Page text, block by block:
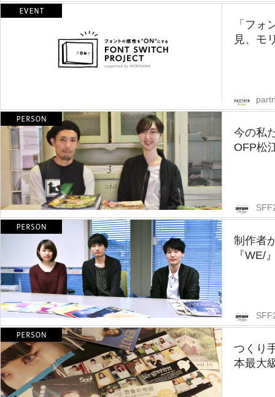
「フォ
見、モ
今の私
OFP松
制作者
『WE/
つくり
本最大